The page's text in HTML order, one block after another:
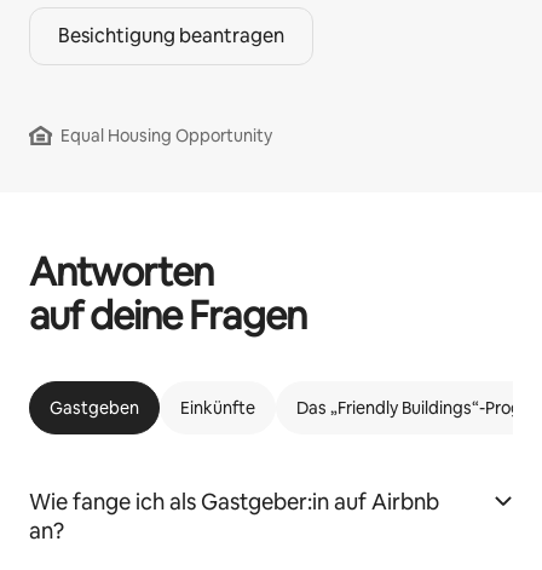
Besichtigung beantragen
Equal Housing Opportunity
Antworten
auf deine Fragen
Gastgeben Einkünfte Das „Friendly Buildings“-
Wie fange ich als Gastgeber:in auf Airbnb
an?